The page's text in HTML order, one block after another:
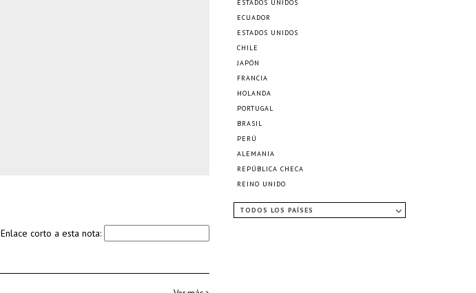
Enlace corto a esta nota:
ESTADOS UNIDOS
ECUADOR
ESTADOS UNIDOS
CHILE
JAPÓN
FRANCIA
HOLANDA
PORTUGAL
BRASIL
PERÚ
ALEMANIA
REPÚBLICA CHECA
REINO UNIDO
TODOS LOS PAÍSES